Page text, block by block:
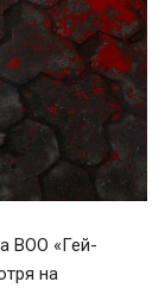
ВОО «Гей-
на